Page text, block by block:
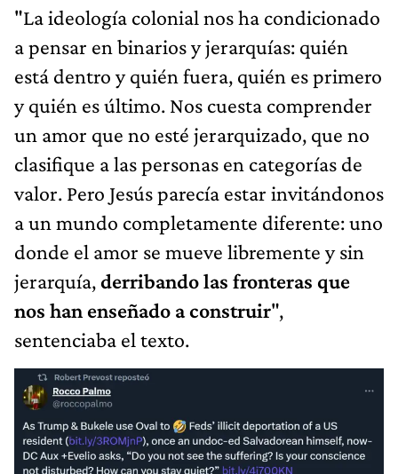
"La ideología colonial nos ha condicionado
a pensar en binarios y jerarquías: quién
está dentro y quién fuera, quién es primero
y quién es último. Nos cuesta comprender
un amor que no esté jerarquizado, que no
clasifique a las personas en categorías de
valor. Pero Jesús parecía estar invitándonos
a un mundo completamente diferente: uno
donde el amor se mueve libremente y sin
jerarquía,derribando las fronteras que
nos han enseñado a construir",
sentenciaba el texto.